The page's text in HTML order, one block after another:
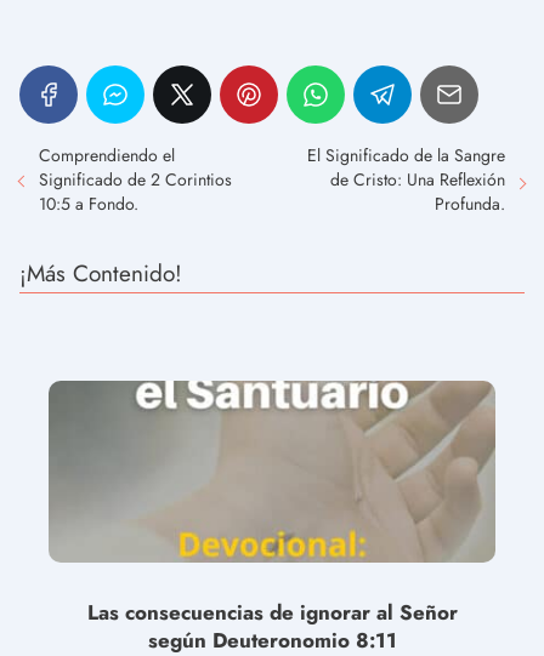
Comprendiendo el
Significado de 2 Corintios
10:5 a Fondo.
El Significado de la Sangre
de Cristo: Una Reflexión
Profunda.
¡Más Contenido!
Las consecuencias de ignorar al Señor
según Deuteronomio 8:11